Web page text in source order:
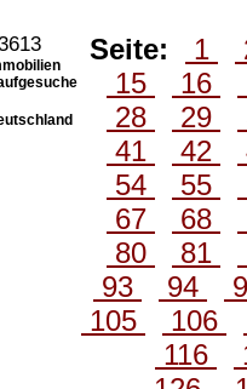
Seite: 1
15
16
28
29
41
42
54
55
67
68
80
81
93
94
105
106
116